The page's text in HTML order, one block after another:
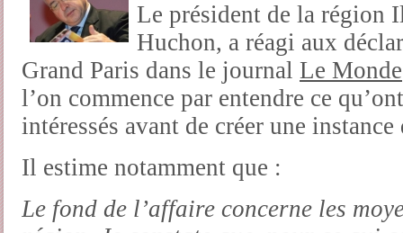
Le président de la région
Huchon, a réagi aux
Grand Paris dans le journal Le Monde
l’on commence par entendre ce
intéressés avant de créer une
Il estime notamment que :
Le fond de l’affaire concerne les